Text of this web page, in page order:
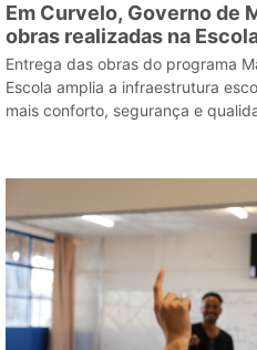
Em Curvelo, Governo de
obras realizadas na
Raimunda Marques
Entrega das obras do programa
Escola amplia a infraestrutura
mais conforto, segurança e